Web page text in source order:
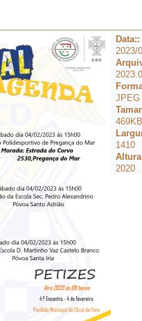
Data::
2023/
JPEG
469KB
1410
2020